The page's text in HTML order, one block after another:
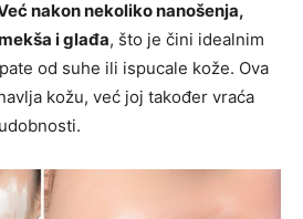
nakon nekoliko nanošenja,
i glađa, što je čini idealnim
od suhe ili ispucale kože. Ova
kožu, već joj također vraća